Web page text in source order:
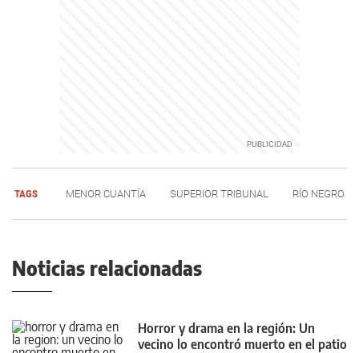
TAGS MENOR CUANTÍA SUPERIOR TRIBUNAL RÍO NEGRO
Noticias relacionadas
Horror y drama en la región: Un
vecino lo encontró muerto en el patio